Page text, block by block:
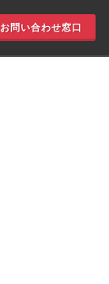
お問い合わせ窓口